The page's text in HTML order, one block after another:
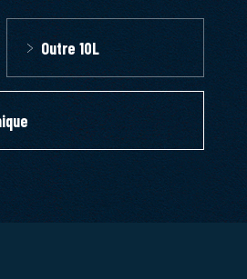
Outre 10L